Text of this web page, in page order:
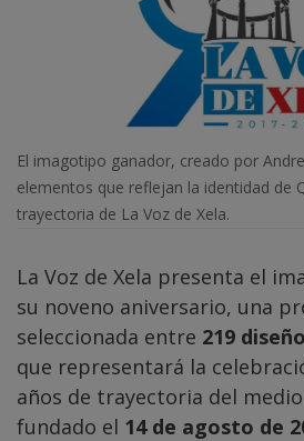
El imagotipo ganador, creado por
elementos que reflejan la identidad de
trayectoria de La Voz de Xela.
La Voz de Xela presenta el
su noveno aniversario, una
seleccionada entre 219
que representará la
años de trayectoria del
fundado el 14 de agosto de